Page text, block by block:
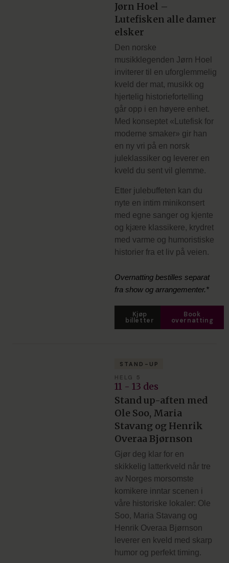
Jørn Hoel –
Lutefisken alle damer
elsker
Den norske
musikklegenden Jørn Hoel
inviterer til en uforglemmelig
kveld der mat, musikk og
hjertelig historiefortelling
går opp i en høyere enhet.
Med konseptet «Lutefisk for
moderne smaker» gir han
en ny vri på en norsk
juleklassiker og leverer en
kveld du sent vil glemme.
Etter julebuffeten kan du
nyte en intim minikonsert
med egne sanger og kjente
og kjære klassikere, krydret
med varme og humoristiske
historier fra et liv på veien.
Overnatting bestilles separat
fra show og arrangementer.*
Kjøp
billetter
Book
overnatting
STAND-UP
HELG 5
11 - 13 des
Stand up-aften med
Ole Soo, Maria
Stavang og Henrik
Overaa Bjørnson
Gjør deg klar for en
skikkelig latterkveld når tre
av Norges morsomste
komikere inntar scenen i
våre historiske lokaler: Ole
Soo, Maria Stavang og
Henrik Overaa Bjørnson
leverer en kveld med skarp
humor og perfekt timing.